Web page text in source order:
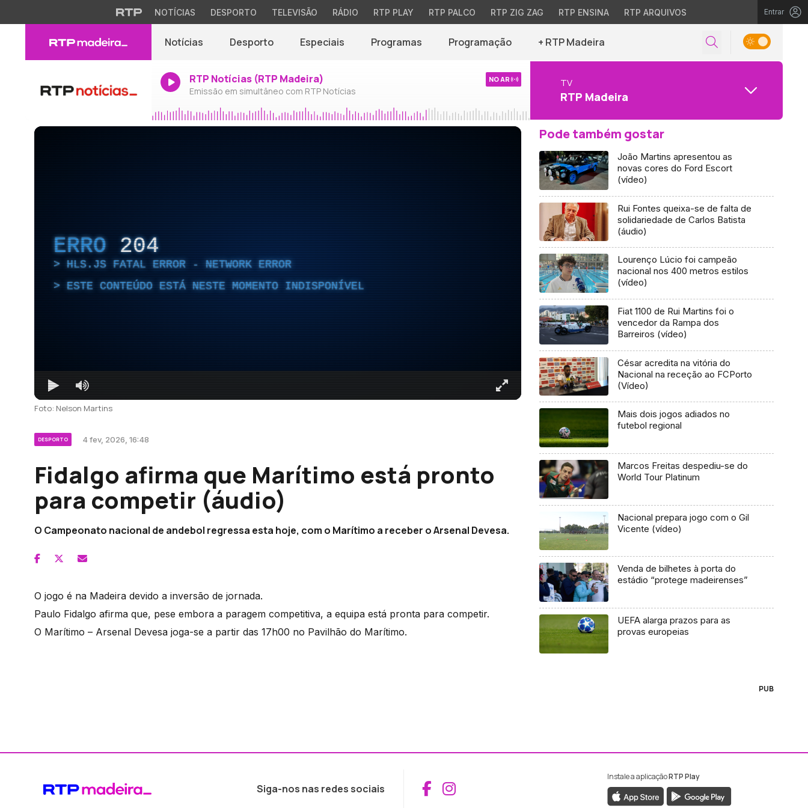
NOTÍCIAS DESPORTO TELEVISÃO RÁDIO RTP PLAY RTP PALCO RTP ZIG ZAG RTP ENSINA RTP ARQUIVOS Entrar
Notícias Desporto Especiais Programas Programação + RTP Madeira
RTP Notícias (RTP Madeira)
Emissão em simultâneo com RTP Notícias
NO AR TV
RTP Madeira
ERRO 204
HLS.JS FATAL ERROR - NETWORK ERROR
ESTE CONTEÚDO ESTÁ NESTE MOMENTO INDISPONÍVEL
Foto: Nelson Martins
DESPORTO 4 fev, 2026, 16:48
Fidalgo afirma que Marítimo está pronto
para competir (áudio)
O Campeonato nacional de andebol regressa esta hoje, com o Marítimo a receber o Arsenal Devesa.
O jogo é na Madeira devido a inversão de jornada.
Paulo Fidalgo afirma que, pese embora a paragem competitiva, a equipa está pronta para competir.
O Marítimo – Arsenal Devesa joga-se a partir das 17h00 no Pavilhão do Marítimo.
Pode também gostar
João Martins apresentou as
novas cores do Ford Escort
(vídeo)
Rui Fontes queixa-se de falta de
solidariedade de Carlos Batista
(áudio)
Lourenço Lúcio foi campeão
nacional nos 400 metros estilos
(vídeo)
Fiat 1100 de Rui Martins foi o
vencedor da Rampa dos
Barreiros (vídeo)
César acredita na vitória do
Nacional na receção ao FCPorto
(Vídeo)
Mais dois jogos adiados no
futebol regional
Marcos Freitas despediu-se do
World Tour Platinum
Nacional prepara jogo com o Gil
Vicente (vídeo)
Venda de bilhetes à porta do
estádio “protege madeirenses”
UEFA alarga prazos para as
provas europeias
PUB
Siga-nos nas redes sociais Aceder ao Facebook da RTP Madeira
Aceder ao Instagram da RTP Madeira
Instale a aplicaçãoRTP Play